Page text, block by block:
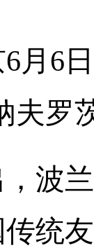
月6
夫罗
波
统